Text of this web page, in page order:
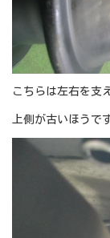
こちらは左右を支
上側が古いほうで